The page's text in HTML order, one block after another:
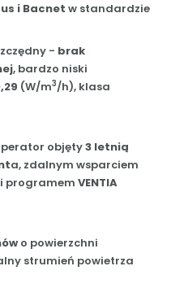
i Bacnet w standardzie
- brak
, bardzo niski
(W/m3/h), klasa
objęty3 letnią
a, zdalnym wsparciem
programem VENTIA
o powierzchni
strumień powietrza